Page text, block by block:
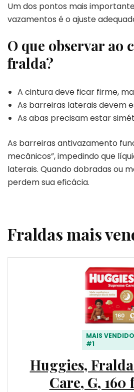
Um dos pontos mais
vazamentos é o ajuste
O que observar ao
fralda?
A cintura deve ficar firme,
As barreiras laterais devem
As abas precisam estar
As barreiras antivazamento
mecânicos”, impedindo que
laterais. Quando dobradas ou
perdem sua eficácia.
Fraldas mais
MAIS VENDIDO
#1
Huggies,
Care, G, 160